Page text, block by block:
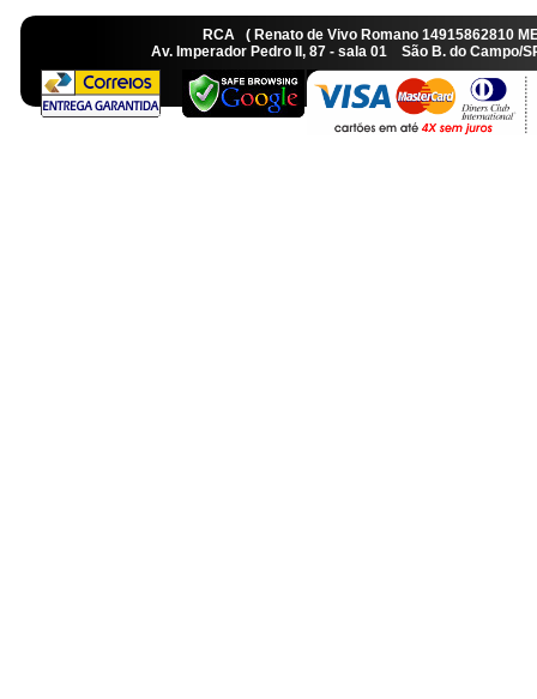
RCA ( Renato de Vivo Romano
Av. Imperador Pedro II, 87 - sala 01 São B. do